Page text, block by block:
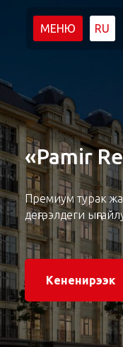
МЕНЮ RU
«Pamir
Премиум турак
деңгээлдеги
Кененирээк